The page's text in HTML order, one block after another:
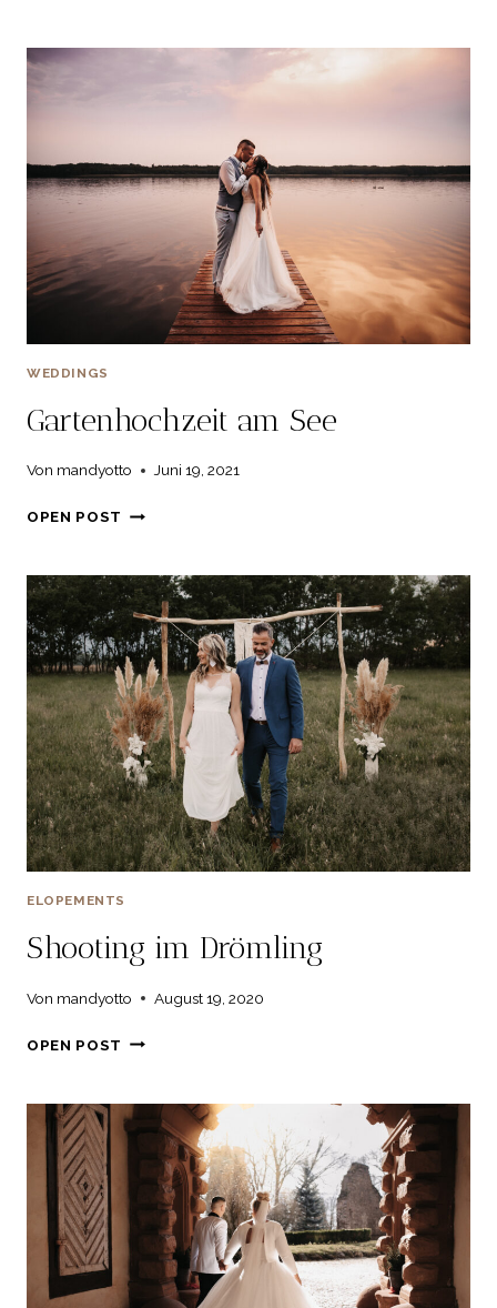
WEDDINGS
Gartenhochzeit am See
Von mandyotto Juni 19, 2021
OPEN POST GARTENHOCHZEIT
ELOPEMENTS
Shooting im Drömling
Von mandyotto August 19, 2020
OPEN POST SHOOTING